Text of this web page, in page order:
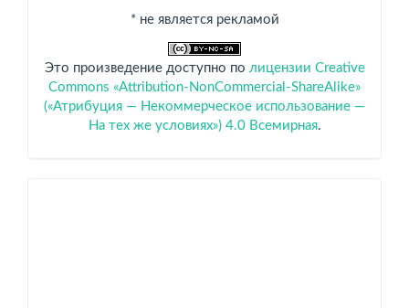
* не является рекламой
Это произведение доступно по лицензии Creative
Commons «Attribution-NonCommercial-ShareAlike»
(«Атрибуция — Некоммерческое использование —
На тех же условиях») 4.0 Всемирная.